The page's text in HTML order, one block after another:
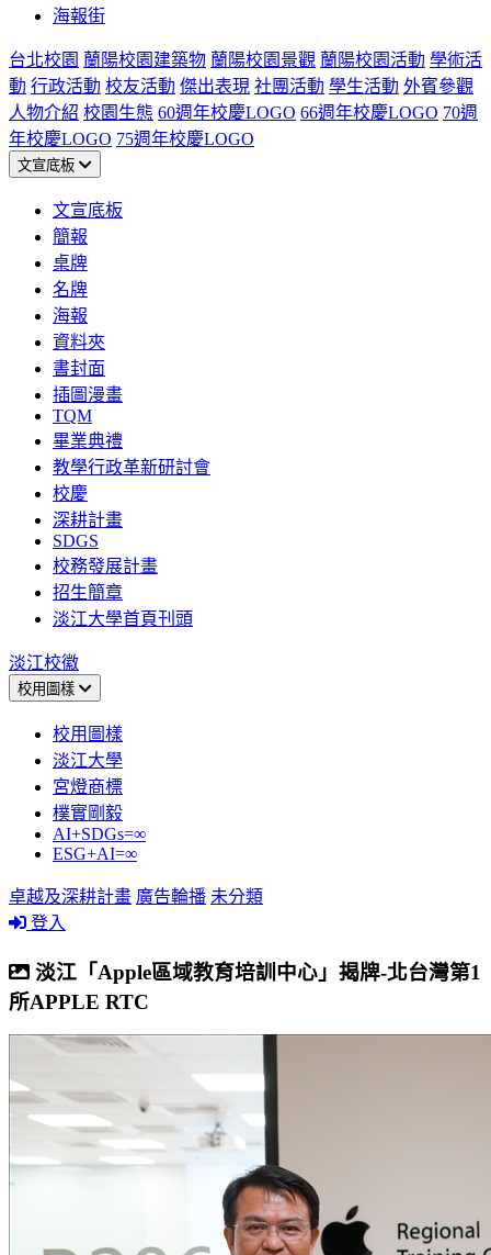
海報街
台北校園 蘭陽校園建築物 蘭陽校園景觀 蘭陽校園活動 學術活
動 行政活動 校友活動 傑出表現 社團活動 學生活動 外賓參觀
人物介紹 校園生態 60週年校慶LOGO 66週年校慶LOGO 70週
年校慶LOGO 75週年校慶LOGO
文宣底板
文宣底板
簡報
桌牌
名牌
海報
資料夾
書封面
插圖漫畫
TQM
畢業典禮
教學行政革新研討會
校慶
深耕計畫
SDGS
校務發展計畫
招生簡章
淡江大學首頁刊頭
淡江校徽
校用圖樣
校用圖樣
淡江大學
宮燈商標
樸實剛毅
AI+SDGs=∞
ESG+AI=∞
卓越及深耕計畫 廣告輪播 未分類
登入
淡江「Apple區域教育培訓中心」揭牌-北台灣第1
所APPLE RTC